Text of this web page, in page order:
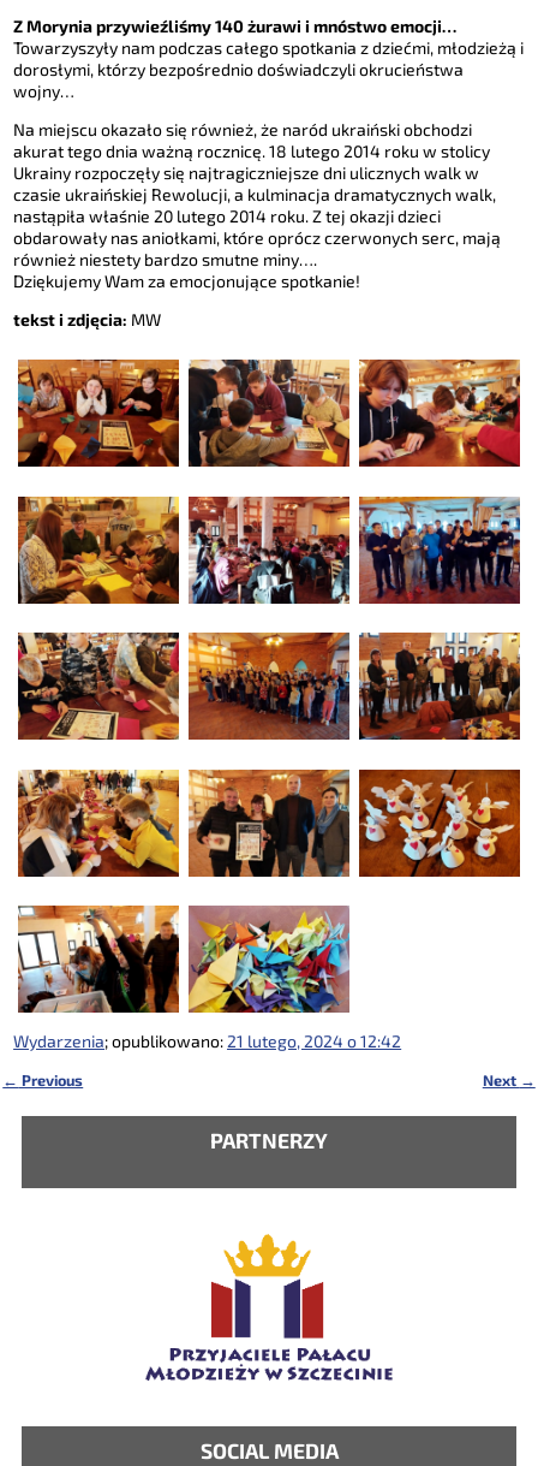
Z Morynia przywieźliśmy 140 żurawi i mnóstwo emocji…
Towarzyszyły nam podczas całego spotkania z dziećmi, młodzieżą i
dorosłymi, którzy bezpośrednio doświadczyli okrucieństwa
wojny…
Na miejscu okazało się również, że naród ukraiński obchodzi
akurat tego dnia ważną rocznicę. 18 lutego 2014 roku w stolicy
Ukrainy rozpoczęły się najtragiczniejsze dni ulicznych walk w
czasie ukraińskiej Rewolucji, a kulminacja dramatycznych walk,
nastąpiła właśnie 20 lutego 2014 roku. Z tej okazji dzieci
obdarowały nas aniołkami, które oprócz czerwonych serc, mają
również niestety bardzo smutne miny….
Dziękujemy Wam za emocjonujące spotkanie!
tekst i zdjęcia: MW
Wydarzenia; opublikowano: 21 lutego, 2024 o 12:42
← Previous Next →
PARTNERZY
SOCIAL MEDIA